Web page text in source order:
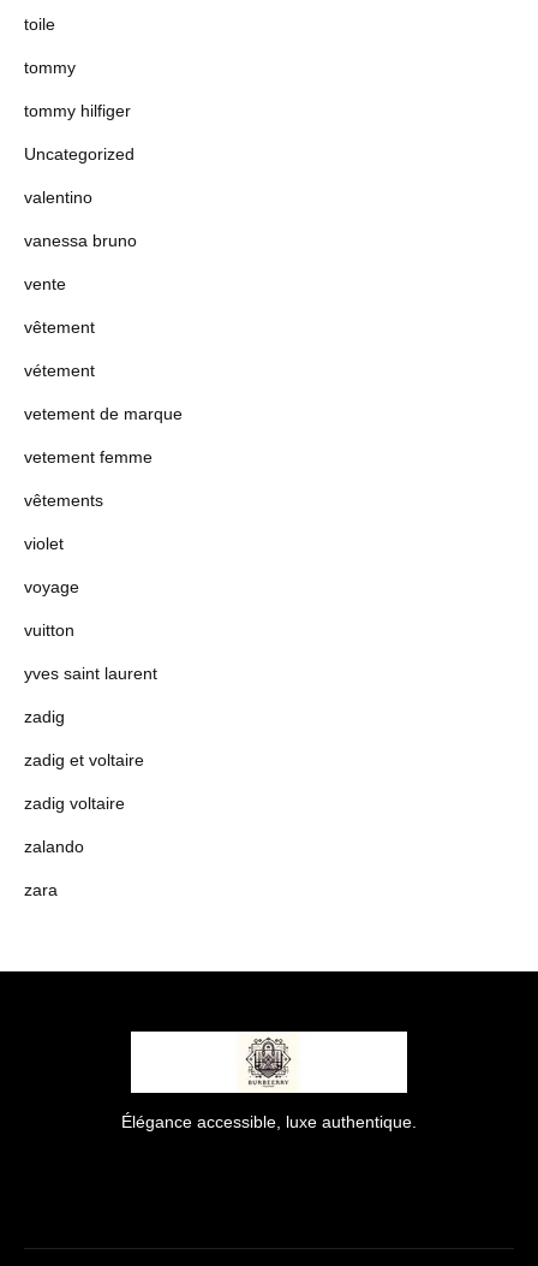
toile
tommy
tommy hilfiger
Uncategorized
valentino
vanessa bruno
vente
vêtement
vétement
vetement de marque
vetement femme
vêtements
violet
voyage
vuitton
yves saint laurent
zadig
zadig et voltaire
zadig voltaire
zalando
zara
Élégance accessible, luxe authentique.